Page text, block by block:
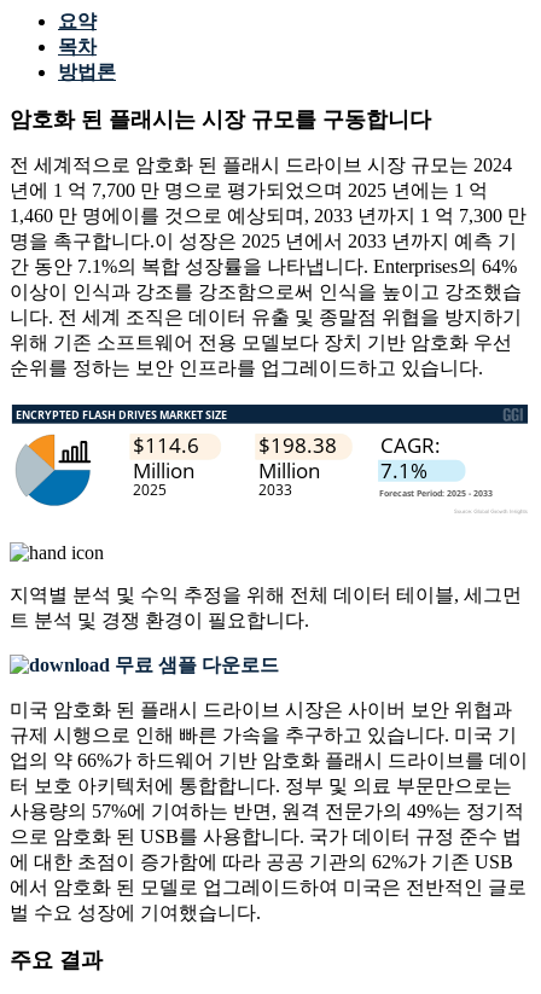
요약
목차
방법론
암호화 된 플래시는 시장 규모를 구동합니다
전 세계적으로 암호화 된 플래시 드라이브 시장 규모는 2024
년에 1 억 7,700 만 명으로 평가되었으며 2025 년에는 1 억
1,460 만 명에이를 것으로 예상되며, 2033 년까지 1 억 7,300 만
명을 촉구합니다.이 성장은 2025 년에서 2033 년까지 예측 기
간 동안 7.1%의 복합 성장률을 나타냅니다. Enterprises의 64%
이상이 인식과 강조를 강조함으로써 인식을 높이고 강조했습
니다. 전 세계 조직은 데이터 유출 및 종말점 위협을 방지하기
위해 기존 소프트웨어 전용 모델보다 장치 기반 암호화 우선
순위를 정하는 보안 인프라를 업그레이드하고 있습니다.
지역별 분석 및 수익 추정을 위해 전체 데이터 테이블, 세그먼
트 분석 및 경쟁 환경이 필요합니다.
무료 샘플 다운로드
미국 암호화 된 플래시 드라이브 시장은 사이버 보안 위협과
규제 시행으로 인해 빠른 가속을 추구하고 있습니다. 미국 기
업의 약 66%가 하드웨어 기반 암호화 플래시 드라이브를 데이
터 보호 아키텍처에 통합합니다. 정부 및 의료 부문만으로는
사용량의 57%에 기여하는 반면, 원격 전문가의 49%는 정기적
으로 암호화 된 USB를 사용합니다. 국가 데이터 규정 준수 법
에 대한 초점이 증가함에 따라 공공 기관의 62%가 기존 USB
에서 암호화 된 모델로 업그레이드하여 미국은 전반적인 글로
벌 수요 성장에 기여했습니다.
주요 결과